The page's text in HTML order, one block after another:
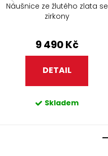
Náušnice ze žlutého zlata se
zirkony
9 490 Kč
DETAIL
Skladem